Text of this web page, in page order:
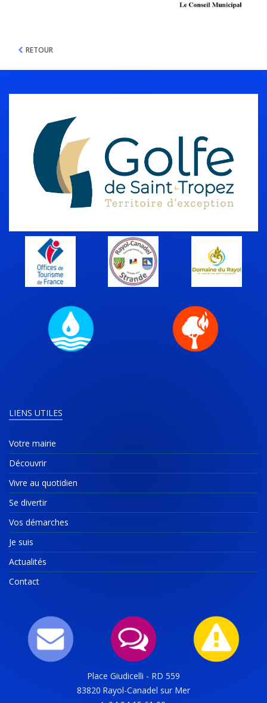
RETOUR
LIENS UTILES
Votre mairie
Découvrir
Vivre au quotidien
Se divertir
Vos démarches
Je suis
Actualités
Contact
Place Giudicelli - RD 559
83820 Rayol-Canadel sur Mer